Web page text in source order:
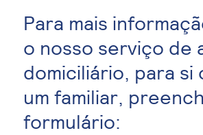
Para mais
o nosso serviço de
domiciliário, para si
um familiar,
formulário: